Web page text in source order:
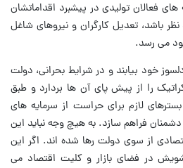
فعالان تولیدی در پیشبرد اقداماتشان
باشد، تعدیل کارگران و نیروهای شاغل
می رسد.
خود بیابند و در شرایط بحرانی، دولت
را از پیش پای آن ها بردارد و طبق
لازم برای حراست از سرمایه های
فراهم سازد. به هیچ وجه نباید این
از سوی دولت رها شده اند. اگر این
در فضای بازار و کلیت اقتصاد می